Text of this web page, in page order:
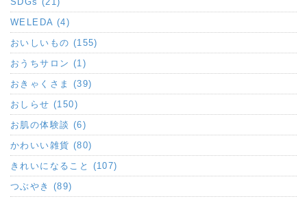
WELEDA (4)
おいしいもの (155)
おうちサロン (1)
おきゃくさま (39)
おしらせ (150)
お肌の体験談 (6)
かわいい雑貨 (80)
きれいになること (107)
つぶやき (89)